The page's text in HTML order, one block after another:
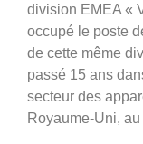
division EMEA «
occupé le poste
de cette même
passé 15 ans
secteur des
Royaume-Uni,